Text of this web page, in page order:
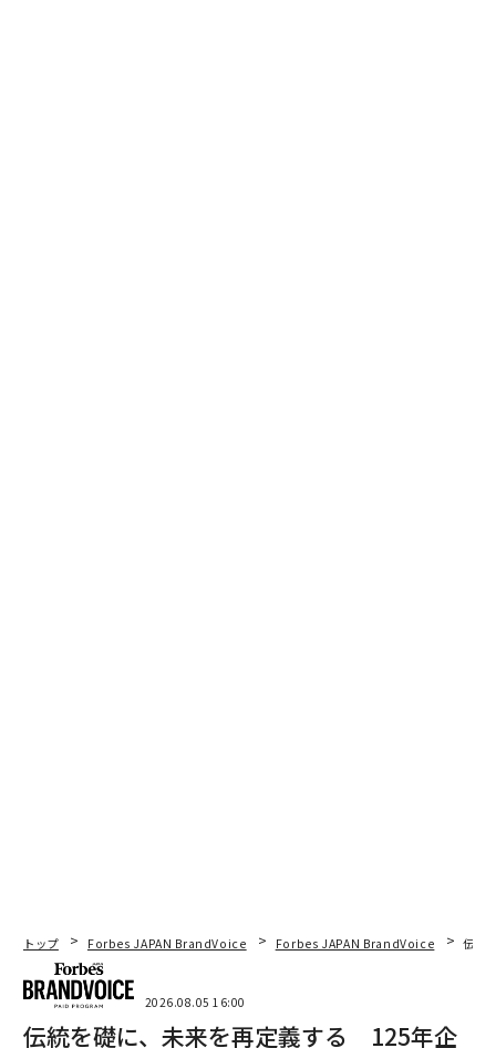
トップ Forbes JAPAN BrandVoice Forbes JAPAN BrandVoice 伝統
2026.08.05 16:00
伝統を礎に、未来を再定義する 125年企